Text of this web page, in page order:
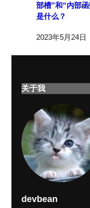
部槽”和“内部函
是什么？
2023年5月24日
关于我
devbean